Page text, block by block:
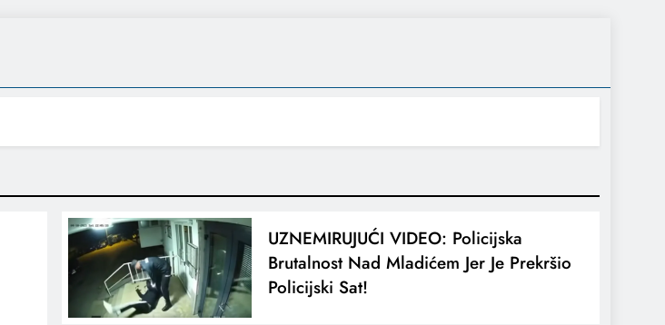
UZNEMIRUJUĆI VIDEO: Policijska
Brutalnost Nad Mladićem Jer Je Prekršio
Policijski Sat!